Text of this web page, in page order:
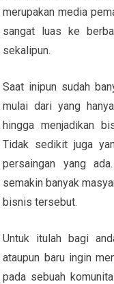
merupakan media
sangat luas ke
sekalipun.
Saat inipun sudah
mulai dari yang
hingga menjadikan
Tidak sedikit juga
persaingan yang
semakin banyak
bisnis tersebut.
Untuk itulah bagi
ataupun baru ingin
pada sebuah